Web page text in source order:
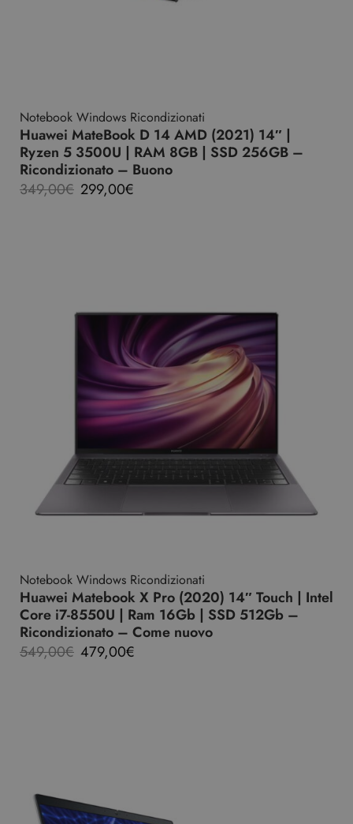
Notebook Windows Ricondizionati
Huawei MateBook D 14 AMD (2021) 14″ |
Ryzen 5 3500U | RAM 8GB | SSD 256GB –
Ricondizionato – Buono
349,00€ 299,00€
Notebook Windows Ricondizionati
Huawei Matebook X Pro (2020) 14″ Touch | Intel
Core i7-8550U | Ram 16Gb | SSD 512Gb –
Ricondizionato – Come nuovo
549,00€ 479,00€